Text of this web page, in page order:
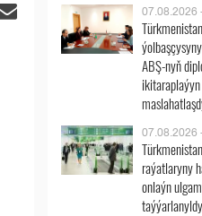
07.08.2026
ABŞ-nyň
07.08.2026
raýatlaryny
onlaýn
taýýarlanyldy